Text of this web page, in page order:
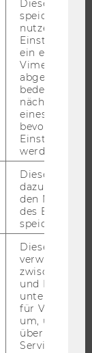
STUDIERENDE
Dieses Cookie
speichert
ein
Vimeo-Video
abgespielt
bedeutet,
nächsten
eines Vimeo-
bevorzugten
werden.
Dieser
dazu
den
des
speichern.
Dieses
verwendet,
zwischen
und Bots zu
für Vimeo
um, um
über die
Service zu